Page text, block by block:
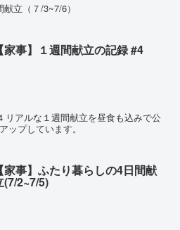
立（７/3~7/6）
【家事】１週間献立の記録 #4
リアルな１週間献立を昼食も込みで公
ップしています。
【家事】ふたり暮らしの4日間献
(7/2~7/5)